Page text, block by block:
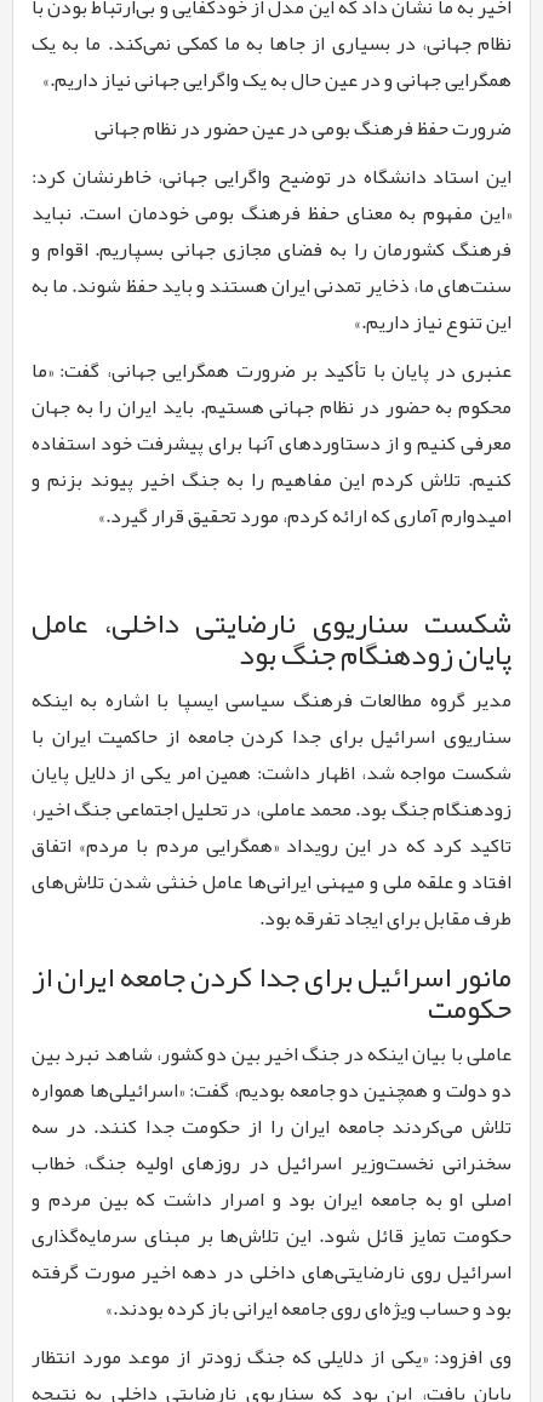
نظام جهانی، در بسیاری از جاها به ما کمکی نمی‌کند. ما به یک
همگرایی جهانی و در عین حال به یک واگرایی جهانی نیاز داریم.»
ضرورت حفظ فرهنگ بومی در عین حضور در نظام جهانی
این استاد دانشگاه در توضیح واگرایی جهانی، خاطرنشان کرد:
«این مفهوم به معنای حفظ فرهنگ بومی خودمان است. نباید
فرهنگ کشورمان را به فضای مجازی جهانی بسپاریم. اقوام و
سنت‌های ما، ذخایر تمدنی ایران هستند و باید حفظ شوند. ما به
این تنوع نیاز داریم.»
عنبری در پایان با تأکید بر ضرورت همگرایی جهانی، گفت: «ما
محکوم به حضور در نظام جهانی هستیم. باید ایران را به جهان
معرفی کنیم و از دستاوردهای آنها برای پیشرفت خود استفاده
کنیم. تلاش کردم این مفاهیم را به جنگ اخیر پیوند بزنم و
امیدوارم آماری که ارائه کردم، مورد تحقیق قرار گیرد.»
شکست سناریوی نارضایتی داخلی، عامل
پایان زودهنگام جنگ بود
مدیر گروه مطالعات فرهنگ سیاسی ایسپا با اشاره به اینکه
سناریوی اسرائیل برای جدا کردن جامعه از حاکمیت ایران با
شکست مواجه شد، اظهار داشت: همین امر یکی از دلایل پایان
زودهنگام جنگ بود. محمد عاملی، در تحلیل اجتماعی جنگ اخیر،
تاکید کرد که در این رویداد «همگرایی مردم با مردم» اتفاق
افتاد و علقه ملی و میهنی ایرانی‌ها عامل خنثی شدن تلاش‌های
طرف مقابل برای ایجاد تفرقه بود.
مانور اسرائیل برای جدا کردن جامعه ایران از
حکومت
عاملی با بیان اینکه در جنگ اخیر بین دو کشور، شاهد نبرد بین
دو دولت و همچنین دو جامعه بودیم، گفت: «اسرائیلی‌ها همواره
تلاش می‌کردند جامعه ایران را از حکومت جدا کنند. در سه
سخنرانی نخست‌وزیر اسرائیل در روزهای اولیه جنگ، خطاب
اصلی او به جامعه ایران بود و اصرار داشت که بین مردم و
حکومت تمایز قائل شود. این تلاش‌ها بر مبنای سرمایه‌گذاری
اسرائیل روی نارضایتی‌های داخلی در دهه اخیر صورت گرفته
بود و حساب ویژه‌ای روی جامعه ایرانی باز کرده بودند.»
وی افزود: «یکی از دلایلی که جنگ زودتر از موعد مورد انتظار
پایان یافت، این بود که سناریوی نارضایتی داخلی به نتیجه